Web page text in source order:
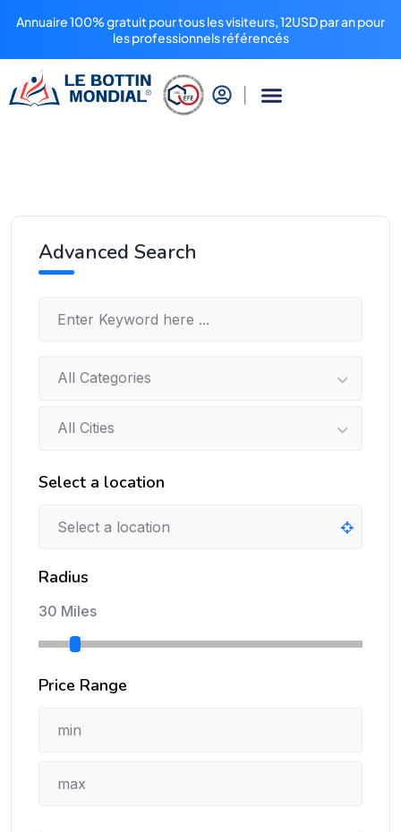
Annuaire 100% gratuit pour tous les visiteurs, 12USD par an pour
les professionnels référencés
Advanced Search
All Categories
All Cities
Select a location
Radius
30 Miles
Price Range